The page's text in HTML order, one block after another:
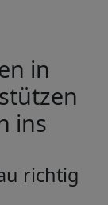
in
ins
richtig